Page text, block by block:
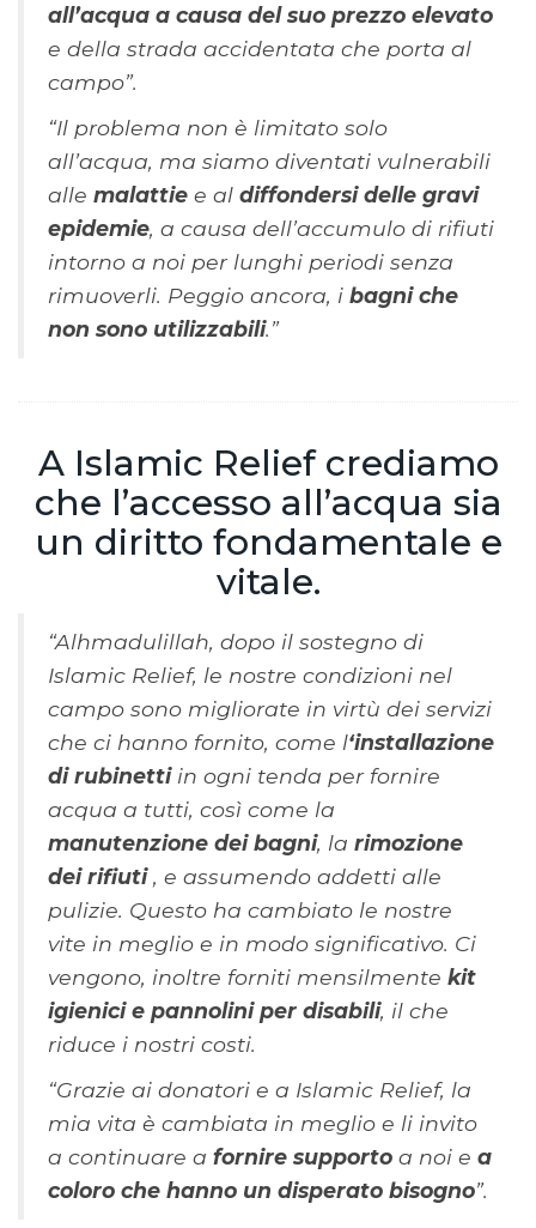
all’acqua a causa del suo prezzo elevato
e della strada accidentata che porta al
campo”.
“Il problema non è limitato solo
all’acqua, ma siamo diventati vulnerabili
alle malattie e al diffondersi delle gravi
epidemie, a causa dell’accumulo di rifiuti
intorno a noi per lunghi periodi senza
rimuoverli. Peggio ancora, i bagni che
non sono utilizzabili.”
A Islamic Relief crediamo
che l’accesso all’acqua sia
un diritto fondamentale e
vitale.
“Alhmadulillah, dopo il sostegno di
Islamic Relief, le nostre condizioni nel
campo sono migliorate in virtù dei servizi
che ci hanno fornito, come l‘installazione
di rubinetti in ogni tenda per fornire
acqua a tutti, così come la
manutenzione dei bagni, la rimozione
dei rifiuti, e assumendo addetti alle
pulizie. Questo ha cambiato le nostre
vite in meglio e in modo significativo. Ci
vengono, inoltre forniti mensilmente kit
igienici e pannolini per disabili, il che
riduce i nostri costi.
“Grazie ai donatori e a Islamic Relief, la
mia vita è cambiata in meglio e li invito
a continuare a fornire supporto a noi e a
coloro che hanno un disperato bisogno”.